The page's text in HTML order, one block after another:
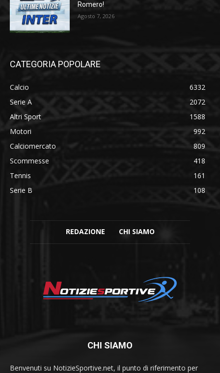
Romero!
Agosto 7, 2026
CATEGORIA POPOLARE
Calcio
6332
Serie A
2072
Altri Sport
1588
Motori
992
Calciomercato
809
Scommesse
418
Tennis
161
Serie B
108
REDAZIONE CHI SIAMO
CHI SIAMO
Benvenuti su NotizieSportive.net, il punto di riferimento per